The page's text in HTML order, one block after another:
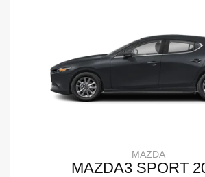
MAZDA
MAZDA3 SPORT